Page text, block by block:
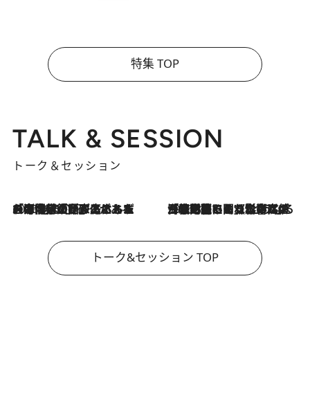
特集 TOP
TALK & SESSION
トーク＆セッション
2026.8.3
「今後値上げがあるとすれば…」「リスクがあるのは今年の冬」エネルギー専門家が語る、ホルムズ海峡封鎖が家庭にもたらす“ある心配” 2026.8.3
「住宅建てられない…」「サーチャージ料の高値が続いている」ホルムズ海峡封鎖による影響はいつまで続く？《エネルギー専門家に聞く“どうなる日本の暮らし”》
トーク&セッション TOP